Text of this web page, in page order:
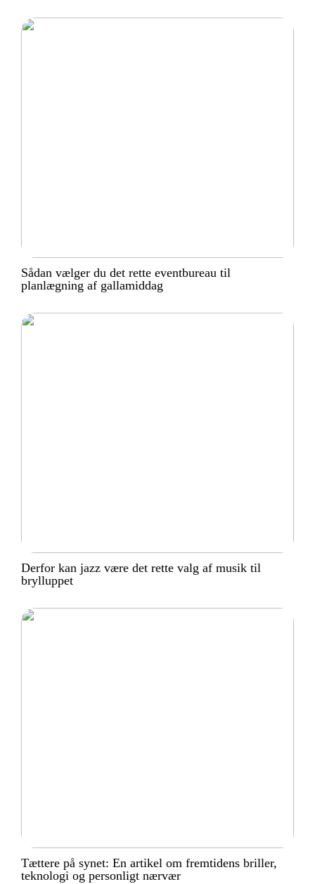
Sådan vælger du det rette eventbureau til
planlægning af gallamiddag
Derfor kan jazz være det rette valg af musik til
brylluppet
Tættere på synet: En artikel om fremtidens briller,
teknologi og personligt nærvær